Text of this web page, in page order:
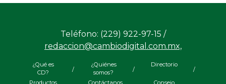
Teléfono: (229) 922-97-15 /
redaccion@cambiodigital.com.mx,
¿Qué es
CD?
/
¿Quiénes
somos?
/
Directorio
/
Productos
Contáctanos Consejo